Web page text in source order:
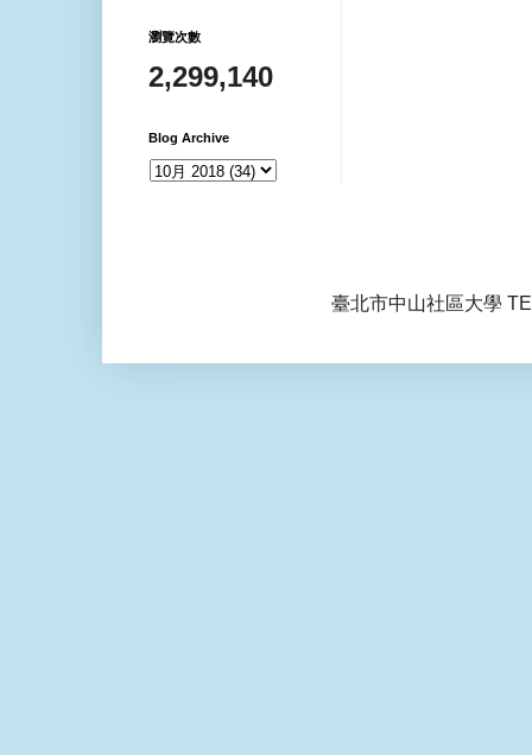
瀏覽次數
2,299,140
Blog Archive
臺北市中山社區大學